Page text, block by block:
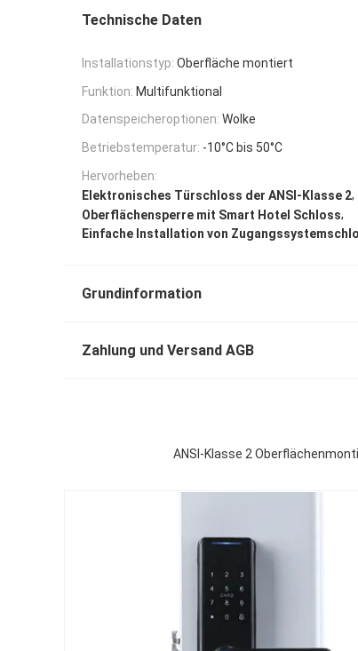
Technische Daten
Installationstyp: Oberfläche montiert
Funktion: Multifunktional
Datenspeicheroptionen: Wolke
Betriebstemperatur: -10°C bis 50°C
Hervorheben:
Elektronisches Türschloss der ANSI-Klasse 2,
Oberflächensperre mit Smart Hotel Schloss,
Einfache Installation von
Grundinformation
Zahlung und Versand AGB
ANSI-Klasse 2